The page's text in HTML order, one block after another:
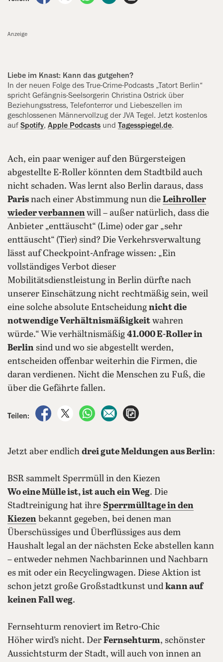
Anzeige
Liebe im Knast: Kann das gutgehen?
In der neuen Folge des True-Crime-Podcasts „Tatort Berlin“
spricht Gefängnis-Seelsorgerin Christina Ostrick über
Beziehungsstress, Telefonterror und Liebeszellen im
geschlossenen Männervollzug der JVA Tegel. Jetzt kostenlos
auf Spotify, Apple Podcasts und Tagesspiegel.de.
Ach, ein paar weniger auf den Bürgersteigen
abgestellte E-Roller könnten dem Stadtbild auch
nicht schaden. Was lernt also Berlin daraus, dass
Paris nach einer Abstimmung nun die Leihroller
wieder verbannenwill – außer natürlich, dass die
Anbieter „enttäuscht“ (Lime) oder gar „sehr
enttäuscht“ (Tier) sind? Die Verkehrsverwaltung
lässt auf Checkpoint-Anfrage wissen: „Ein
vollständiges Verbot dieser
Mobilitätsdienstleistung in Berlin dürfte nach
unserer Einschätzung nicht rechtmäßig sein, weil
eine solche absolute Entscheidung nicht die
notwendige Verhältnismäßigkeit wahren
würde.“ Wie verhältnismäßig 41.000 E-Roller in
Berlin sind und wo sie abgestellt werden,
entscheiden offenbar weiterhin die Firmen, die
daran verdienen. Nicht die Menschen zu Fuß, die
über die Gefährte fallen.
Teilen:
auf Facebook teilen
auf X teilenper WhatsApp teilen
per E-Mail teilen
Jetzt aber endlich drei gute Meldungen aus Berlin:
BSR sammelt Sperrmüll in den Kiezen
Wo eine Mülle ist, ist auch ein Weg. Die
Stadtreinigung hat ihre Sperrmülltage in den
Kiezen bekannt gegeben, bei denen man
Überschüssiges und Überflüssiges aus dem
Haushalt legal an der nächsten Ecke abstellen kann
– entweder nehmen Nachbarinnen und Nachbarn
es mit oder ein Recyclingwagen. Diese Aktion ist
schon jetzt große Großstadtkunst und kann auf
keinen Fall weg.
Fernsehturm renoviert im Retro-Chic
Höher wird’s nicht. Der Fernsehturm, schönster
Aussichtsturm der Stadt, will auch von innen an